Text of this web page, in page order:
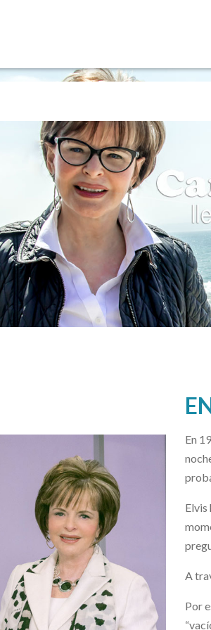
En
Elvis
A
Por